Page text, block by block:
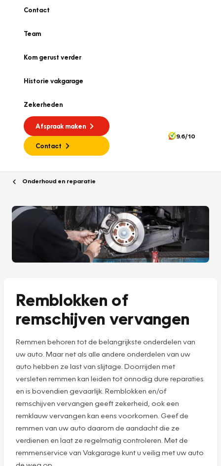
Contact
Team
Kom gerust verder
Historie vakgarage
Zekerheden
Afspraak maken
Contact
9.6/10
Onderhoud en reparatie
Remblokken of
remschijven vervangen
Remmen behoren tot de belangrijkste onderdelen van
uw auto. Maar net als alle andere onderdelen van uw
auto hebben ze last van slijtage. Doorrijden met
versleten remmen kan leiden tot onnodig dure reparaties
en is bovendien gevaarlijk. Remblokken en/of
remschijven vervangen geeft zekerheid, ook een
remklauw vervangen kan eens voorkomen. Geef de
remmen van uw auto daarom de aandacht die ze
verdienen en laat ze regelmatig controleren. Met de
remmenservice van Vakgarage kunt u veilig met uw auto